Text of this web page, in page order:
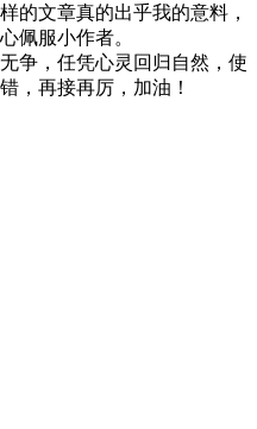
的文章真的出乎我的意料，
佩服小作者。
争，任凭心灵回归自然，使
，再接再厉，加油！